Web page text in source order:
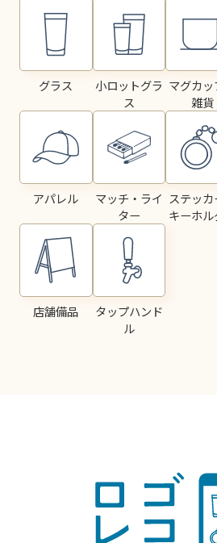
グラス
小ロットグラ
ス
マグカッ
雑貨
アパレル
マッチ・ライ
ター
ステッカ
キーホル
店舗備品
タップハンド
ル